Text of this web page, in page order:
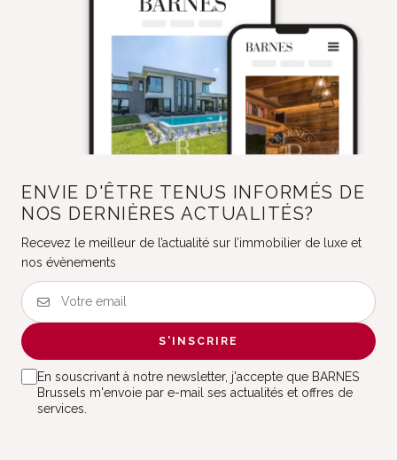
ENVIE D'ÊTRE TENUS INFORMÉS DE
NOS DERNIÈRES ACTUALITÉS?
Recevez le meilleur de l’actualité sur l’immobilier de luxe et
nos évènements
S'INSCRIRE
En souscrivant à notre newsletter, j'accepte que BARNES
Brussels m'envoie par e-mail ses actualités et offres de
services.